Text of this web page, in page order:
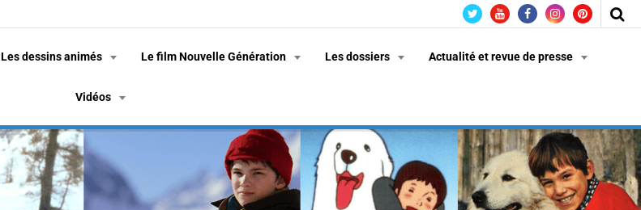
Les dessins animés Le film Nouvelle Génération Les dossiers Actualité et revue de presse
Vidéos